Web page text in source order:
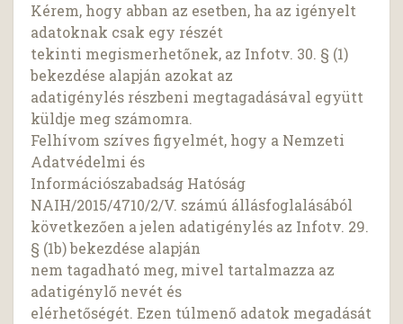
Kérem, hogy abban az esetben, ha az igényelt
adatoknak csak egy részét
tekinti megismerhetőnek, az Infotv. 30. § (1)
bekezdése alapján azokat az
adatigénylés részbeni megtagadásával együtt
küldje meg számomra.
Felhívom szíves figyelmét, hogy a Nemzeti
Adatvédelmi és
Információszabadság Hatóság
NAIH/2015/4710/2/V. számú állásfoglalásából
következően a jelen adatigénylés az Infotv. 29.
§ (1b) bekezdése alapján
nem tagadható meg, mivel tartalmazza az
adatigénylő nevét és
elérhetőségét. Ezen túlmenő adatok megadását